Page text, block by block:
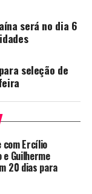
será no dia 6
seleção de
Ercílio
Guilherme
20 dias para